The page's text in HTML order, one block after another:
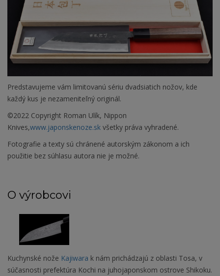
Predstavujeme vám limitovanú sériu dvadsiatich nožov, kde
každý kus je nezameniteľný originál.
©2022 Copyright Roman Ulík, Nippon
Knives,www.japonskenoze.sk všetky práva vyhradené.
Fotografie a texty sú chránené autorským zákonom a ich
použitie bez súhlasu autora nie je možné.
O výrobcovi
Kuchynské nože Kajiwara k nám prichádzajú z oblasti Tosa, v
súčasnosti prefektúra Kochi na juhojaponskom ostrove Shikoku.